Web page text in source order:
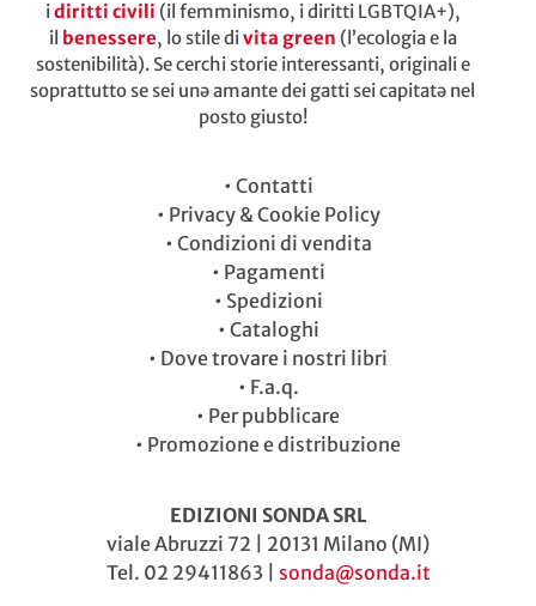
idiritti civili (il femminismo, i diritti LGBTQIA+),
il benessere, lo stile divita green (l’ecologia e la
sostenibilità). Se cerchi storie interessanti, originali e
soprattutto se sei unə amante dei gatti sei capitatə nel
posto giusto!
• Contatti
• Privacy & Cookie Policy
• Condizioni di vendita
• Pagamenti
• Spedizioni
• Cataloghi
• Dove trovare i nostri libri
• F.a.q.
• Per pubblicare
• Promozione e distribuzione
EDIZIONI SONDA SRL
viale Abruzzi 72 | 20131 Milano (MI)
Tel. 02 29411863 | sonda@sonda.it